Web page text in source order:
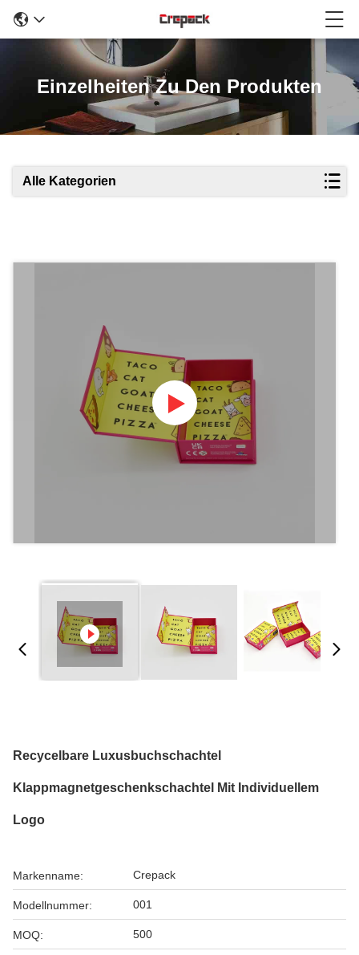
Einzelheiten Zu Den Produkten
Alle Kategorien
Recycelbare Luxusbuchschachtel
Klappmagnetgeschenkschachtel Mit Individuellem
Logo
Markenname: Crepack
Modellnummer: 001
MOQ: 500